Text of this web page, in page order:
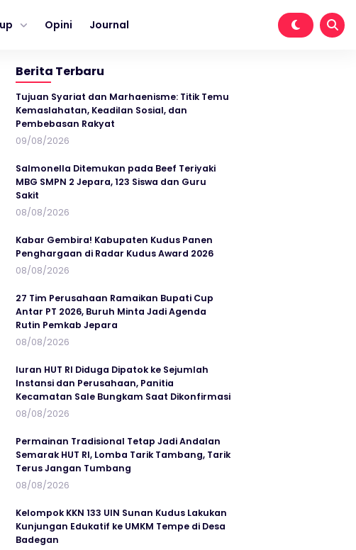
Opini Journal
Berita Terbaru
Tujuan Syariat dan Marhaenisme: Titik Temu
Kemaslahatan, Keadilan Sosial, dan
Pembebasan Rakyat
09/08/2026
Salmonella Ditemukan pada Beef Teriyaki
MBG SMPN 2 Jepara, 123 Siswa dan Guru
Sakit
08/08/2026
Kabar Gembira! Kabupaten Kudus Panen
Penghargaan di Radar Kudus Award 2026
08/08/2026
27 Tim Perusahaan Ramaikan Bupati Cup
Antar PT 2026, Buruh Minta Jadi Agenda
Rutin Pemkab Jepara
08/08/2026
Iuran HUT RI Diduga Dipatok ke Sejumlah
Instansi dan Perusahaan, Panitia
Kecamatan Sale Bungkam Saat Dikonfirmasi
08/08/2026
Permainan Tradisional Tetap Jadi Andalan
Semarak HUT RI, Lomba Tarik Tambang, Tarik
Terus Jangan Tumbang
08/08/2026
Kelompok KKN 133 UIN Sunan Kudus Lakukan
Kunjungan Edukatif ke UMKM Tempe di Desa
Badegan